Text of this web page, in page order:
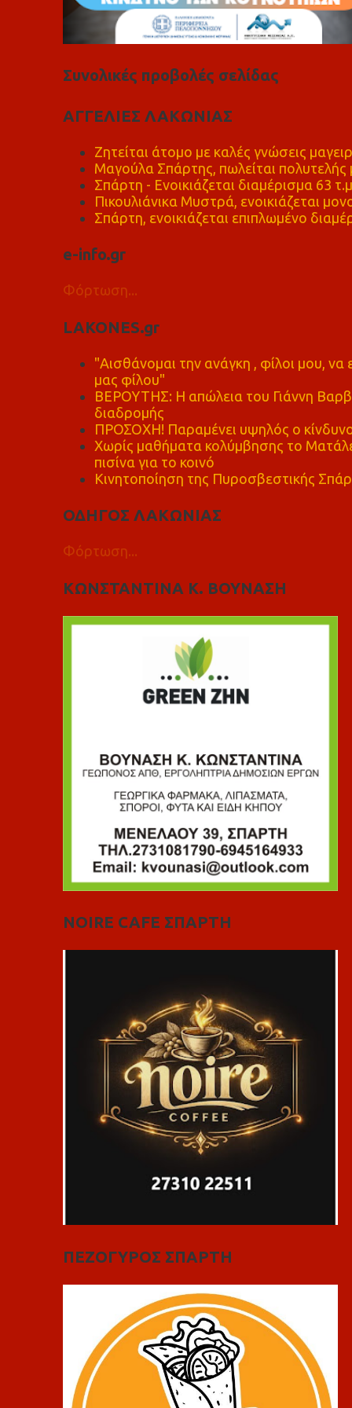
Συνολικές προβολές σελίδας
ΑΓΓΕΛΙΕΣ ΛΑΚΩΝΙΑΣ
Ζητείται άτομο με καλές γνώσεις
Μαγούλα Σπάρτης, πωλείται πολυτελής
Σπάρτη - Ενοικιάζεται διαμέρισμα 63 τ.μ
Πικουλιάνικα Μυστρά, ενοικιάζεται
Σπάρτη, ενοικιάζεται επιπλωμένο
e-info.gr
Φόρτωση...
LAKONES.gr
"Αισθάνομαι την ανάγκη , φίλοι μου,
μας φίλου"
ΒΕΡΟΥΤΗΣ: Η απώλεια του Γιάννη
διαδρομής
ΠΡΟΣΟΧΗ! Παραμένει υψηλός ο
Χωρίς μαθήματα κολύμβησης το
πισίνα για το κοινό
Κινητοποίηση της Πυροσβεστικής
ΟΔΗΓΟΣ ΛΑΚΩΝΙΑΣ
Φόρτωση...
ΚΩΝΣΤΑΝΤΙΝΑ Κ. ΒΟΥΝΑΣΗ
NOIRE CAFE ΣΠΑΡΤΗ
ΠΕΖΟΓΥΡΟΣ ΣΠΑΡΤΗ